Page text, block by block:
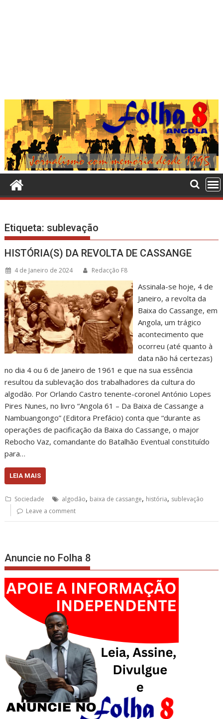
Etiqueta: sublevação
HISTÓRIA(S) DA REVOLTA DE CASSANGE
4 de Janeiro de 2024 Redacção F8
Assinala-se hoje, 4 de
Janeiro, a revolta da
Baixa do Cassange, em
Angola, um trágico
acontecimento que
ocorreu (até quanto à
data não há certezas)
no dia 4 ou 6 de Janeiro de 1961 e que na sua essência
resultou da sublevação dos trabalhadores da cultura do
algodão. Por Orlando Castro tenente-coronel António Lopes
Pires Nunes, no livro “Angola 61 – Da Baixa de Cassange a
Nambuangongo” (Editora Prefácio) conta que “durante as
operações de pacificação da Baixa do Cassange, o major
Rebocho Vaz, comandante do Batalhão Eventual constituído
para…
LEIA MAIS
Sociedade algodão, baixa de cassange, história, sublevação
Leave a comment
Anuncie no Folha 8